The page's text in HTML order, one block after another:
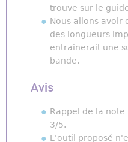
trouve sur le
Nous allons avoir
des longueurs
entrainerait une
bande.
Avis
Rappel de la
3/5.
L'outil proposé